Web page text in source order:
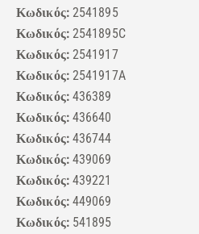
Κωδικός: 2541895
Κωδικός: 2541895C
Κωδικός: 2541917
Κωδικός: 2541917A
Κωδικός: 436389
Κωδικός: 436640
Κωδικός: 436744
Κωδικός: 439069
Κωδικός: 439221
Κωδικός: 449069
Κωδικός: 541895